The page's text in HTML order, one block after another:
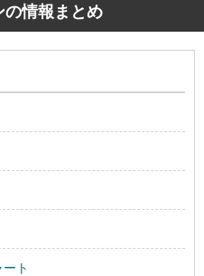
の情報まとめ
ト